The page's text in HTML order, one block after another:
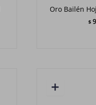
Oro Bailén
$